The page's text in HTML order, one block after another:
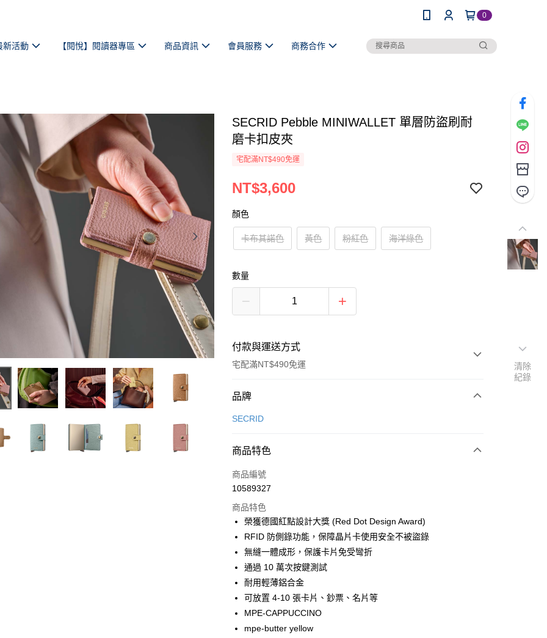
0
新活動 【閱悅】閱讀器專區 商品資訊 會員服務 商務合作
SECRID Pebble MINIWALLET 單層防盜刷耐
磨卡扣皮夾
宅配滿NT$490免運
NT$3,600
顏色
卡布其諾色 黃色 粉紅色 海洋綠色
數量
付款與運送方式
宅配滿NT$490免運
付款方式
信用卡一次付款
合作金庫商業銀行
華南商業銀行
上海商業儲蓄銀行
國泰世華商業銀行
兆豐國際商業銀行
臺灣中小企業銀行
台中商業銀行
聯邦商業銀行
遠東國際商業銀行
元大商業銀行
玉山商業銀行
台新國際商業銀行
中國信託商業銀行
台灣樂天信用卡公司
6 期 0 利率 每期
華南商業銀行
上海商業儲蓄銀行
台北富邦商業銀行
國泰世華商業銀行
兆豐國際商業銀行
臺灣中小企業銀行
台中商業銀行
匯豐（台灣）商業銀行
元大商業銀行
玉山商業銀行
星展（台灣）商業銀行
台新國際商業銀行
台灣樂天信用卡公司
LINE Pay
Apple Pay
街口支付
悠遊付
Google Pay
全盈+PAY
品牌
SECRID
商品特色
商品編號
10589327
商品特色
榮獲德國紅點設計大獎 (Red Dot Design Award)
RFID 防側錄功能，保障晶片卡使用安全不被盜錄
無縫一體成形，保護卡片免受彎折
通過 10 萬次按鍵測試
耐用輕薄鋁合金
可放置 4-10 張卡片、鈔票、名片等
MPE-CAPPUCCINO
mpe-butter yellow
清除
紀錄